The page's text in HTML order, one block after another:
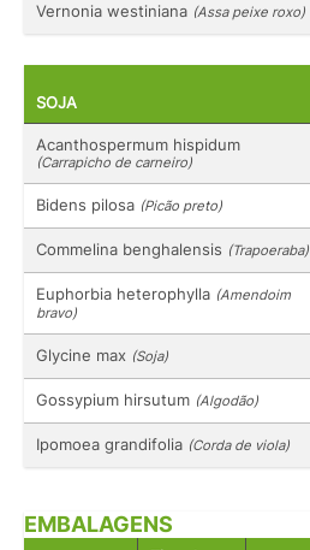
Vernonia westiniana (Assa peixe roxo)
SOJA
Acanthospermum hispidum
(Carrapicho de carneiro)
Bidens pilosa (Picão preto)
Commelina benghalensis (Trapoeraba)
Euphorbia heterophylla (Amendoim
bravo)
Glycine max (Soja)
Gossypium hirsutum (Algodão)
Ipomoea grandifolia (Corda de viola)
EMBALAGENS